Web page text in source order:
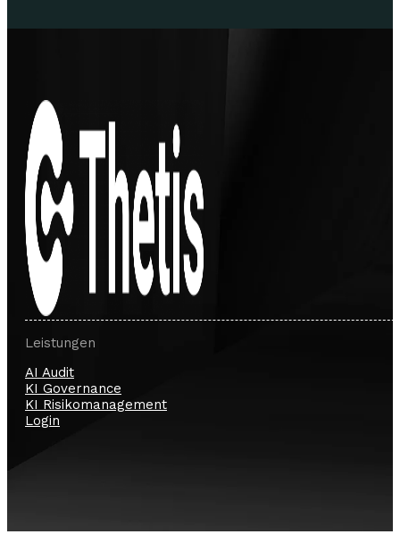
Leistungen
AI Audit
KI Governance
KI Risikomanagement
Login